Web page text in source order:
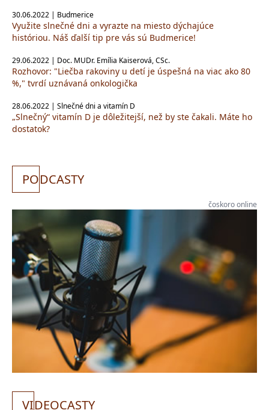
30.06.2022 | Budmerice
Využite slnečné dni a vyrazte na miesto dýchajúce
históriou. Náš ďalší tip pre vás sú Budmerice!
29.06.2022 | Doc. MUDr. Emília Kaiserová, CSc.
Rozhovor: "Liečba rakoviny u detí je úspešná na viac ako 80
%," tvrdí uznávaná onkologička
28.06.2022 | Slnečné dni a vitamín D
„Slnečný“ vitamín D je dôležitejší, než by ste čakali. Máte ho
dostatok?
PODCASTY
čoskoro online
VIDEOCASTY